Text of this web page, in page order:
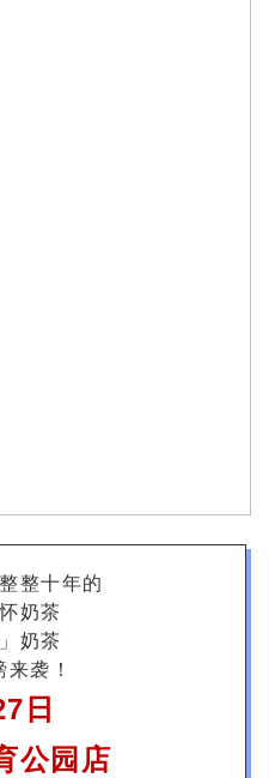
整十年的
奶茶
奶茶
袭！
日
公园店